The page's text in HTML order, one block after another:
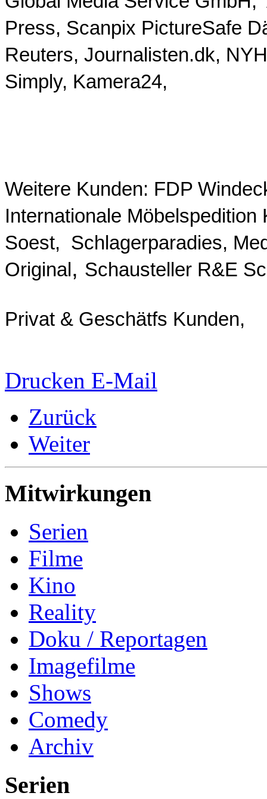
Press, Scanpix PictureSafe
Reuters, Journalisten.dk,
Simply, Kamera24,
Weitere Kunden: FDP
Internationale
Soest, Schlagerparadies,
Original , Schausteller R&E
Privat & Geschätfs Kunden,
Drucken E-Mail
Zurück
Weiter
Mitwirkungen
Serien
Filme
Kino
Reality
Doku / Reportagen
Imagefilme
Shows
Comedy
Archiv
Serien